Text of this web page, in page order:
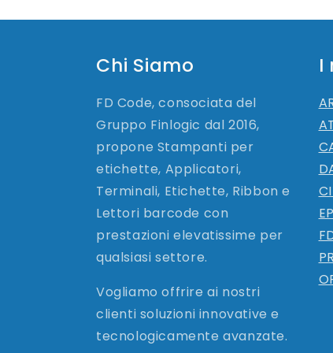
Chi Siamo
FD Code, consociata del
Gruppo Finlogic dal 2016,
propone Stampanti per
etichette, Applicatori,
Terminali, Etichette, Ribbon e
Lettori barcode con
prestazioni elevatissime per
qualsiasi settore.
Vogliamo offrire ai nostri
clienti soluzioni innovative e
tecnologicamente avanzate.
I